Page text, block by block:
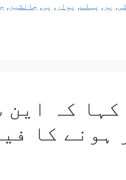
, پر , پہلے, پوار , پی, جانشین,
کہ
ہونے کا